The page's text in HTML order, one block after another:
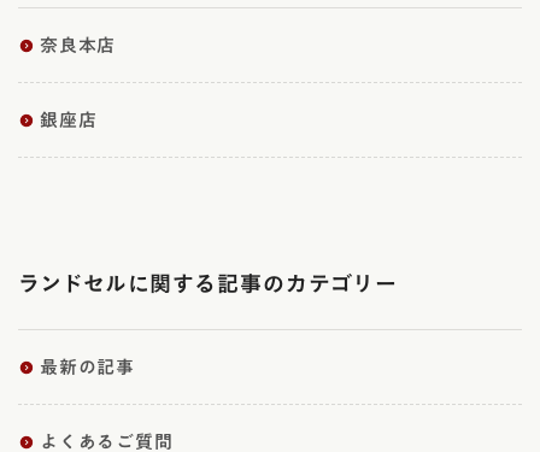
奈良本店
銀座店
ランドセルに関する記事のカテゴリー
最新の記事
よくあるご質問